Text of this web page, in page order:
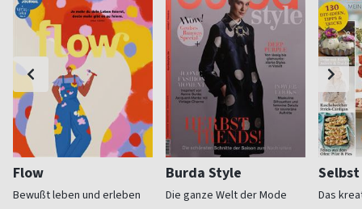
Flow
Bewußt leben und erleben
Burda Style
Die ganze Welt der Mode Das